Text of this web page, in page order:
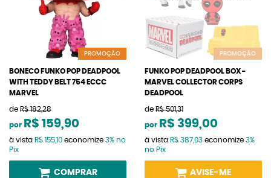
PROMOÇÃO
BONECO FUNKO POP DEADPOOL
WITH TEDDY BELT 754 ECCC
MARVEL
de R$ 182,28
por R$ 159,90
à vista R$ 155,10 economize 3% no
Pix
COMPRAR
PROMOÇÃO
FUNKO POP DEADPOOL BOX -
MARVEL COLLECTOR CORPS
DEADPOOL
de R$ 501,31
por R$ 399,00
à vista R$ 387,03 economize 3%
no Pix
AVISE-ME